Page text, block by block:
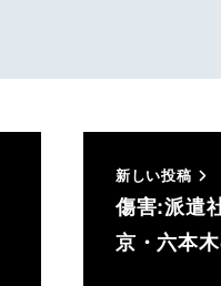
新しい投稿
傷害:派遣
京・六本